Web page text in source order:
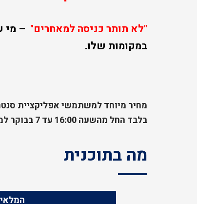
"לא תותר כניסה למאחרים" – מי
במקומות שלו.
בלבד החל מהשעה 16:00 עד 7 בבוקר למחרת
מה בתוכנית